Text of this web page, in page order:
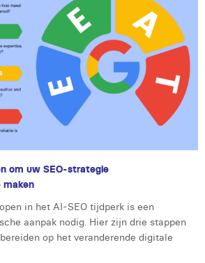
om uw SEO-strategie
in het AI-SEO tijdperk is een
aanpak nodig. Hier zijn drie stappen
op het veranderende digitale